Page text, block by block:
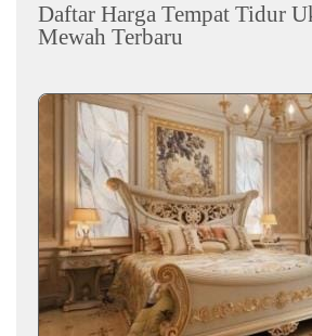
Daftar Harga Tempat Tidur
Mewah Terbaru